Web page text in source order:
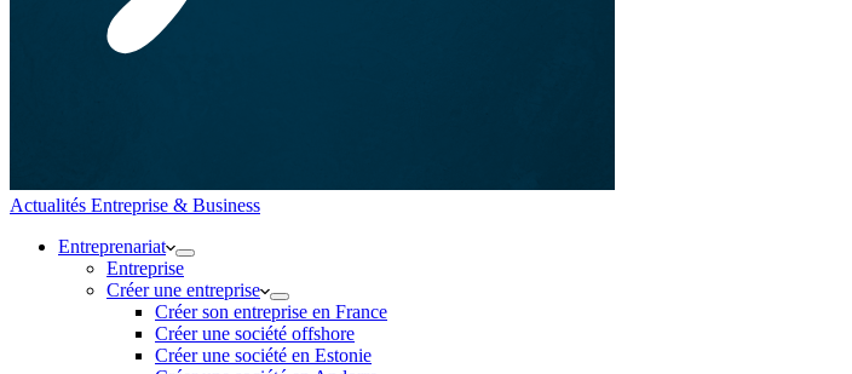
Actualités Entreprise & Business
Entreprenariat
Entreprise
Créer une entreprise
Créer son entreprise en France
Créer une société offshore
Créer une société en Estonie